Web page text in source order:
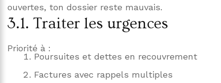
ouvertes, ton dossier reste mauvais.
3.1. Traiter les urgences
Priorité à :
Poursuites et dettes en recouvrement
Factures avec rappels multiples